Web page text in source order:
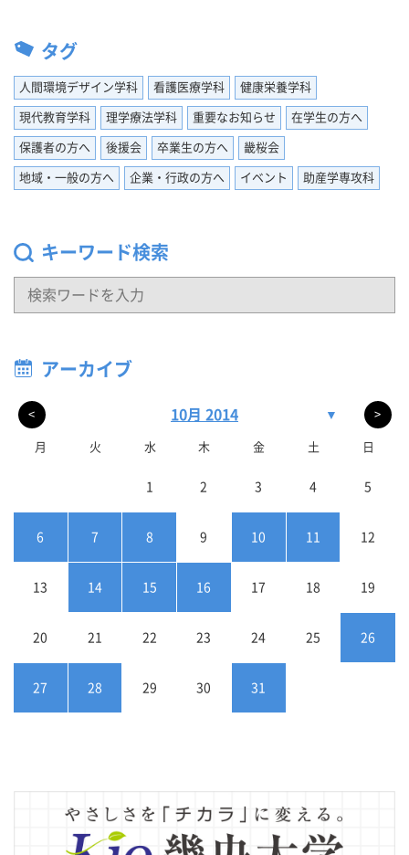
タグ
人間環境デザイン学科 看護医療学科 健康栄養学科
現代教育学科 理学療法学科 重要なお知らせ 在学生の方へ
保護者の方へ 後援会 卒業生の方へ 畿桜会
地域・一般の方へ 企業・行政の方へ イベント 助産学専攻科
キーワード検索
アーカイブ
< 10月 2014 ▼ >
月 火 水 木 金 土 日
1 2 3 4 5
6 7 8 9 10 11 12
13 14 15 16 17 18 19
20 21 22 23 24 25 26
27 28 29 30 31